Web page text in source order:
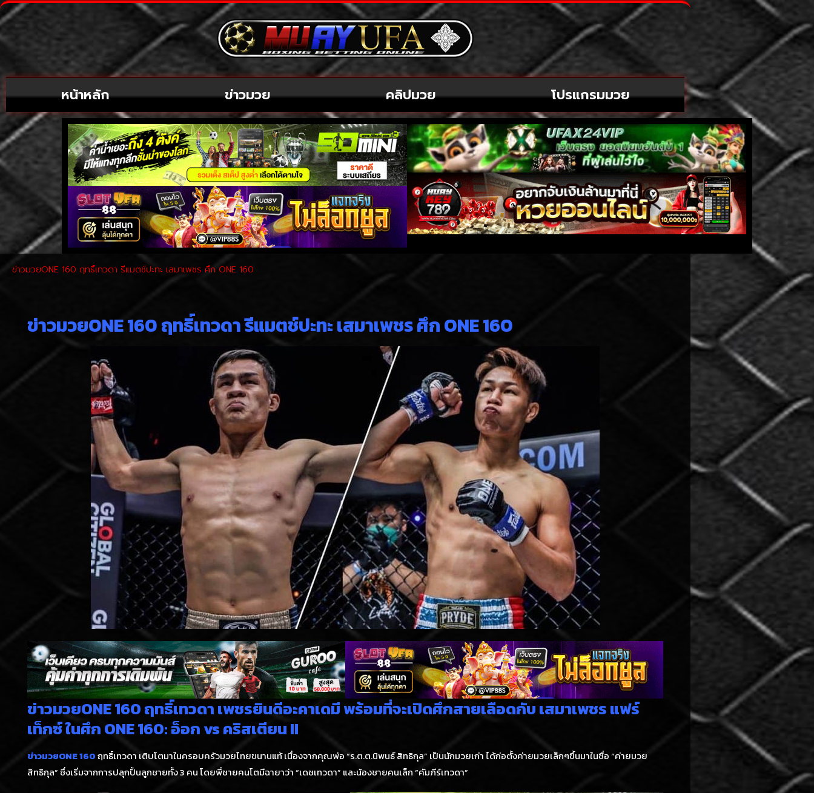
หน้าหลัก ข่าวมวย คลิปมวย โปรแกรมมวย
ข่าวมวยONE 160 ฤทธิ์เทวดา รีแมตช์ปะทะ เสมาเพชร ศึก ONE 160
ข่าวมวยONE 160 ฤทธิ์เทวดา รีแมตช์ปะทะ เสมาเพชร ศึก ONE 160
ข่าวมวยONE 160 ฤทธิ์เทวดา เพชรยินดีอะคาเดมี พร้อมที่จะเปิดศึกสายเลือดกับ เสมาเพชร แฟร์
เท็กซ์ ในศึก ONE 160: อ็อก vs คริสเตียน II
ข่าวมวยONE 160ฤทธิ์เทวดา เติบโตมาในครอบครัวมวยไทยขนานแท้ เนื่องจากคุณพ่อ “ร.ต.ต.นิพนธ์ สิทธิกุล” เป็นนักมวยเก่า ได้ก่อตั้งค่ายมวยเล็กๆขึ้นมาในชื่อ “ค่ายมวย
สิทธิกุล” ซึ่งเริ่มจากการปลุกปั้นลูกชายทั้ง 3 คน โดยพี่ชายคนโตมีฉายาว่า “เดชเทวดา” และน้องชายคนเล็ก “คัมภีร์เทวดา”